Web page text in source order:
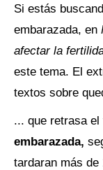
Si estás
embarazada, en
afectar la
este tema. El
textos sobre
... que retrasa
embarazada,
tardaran más